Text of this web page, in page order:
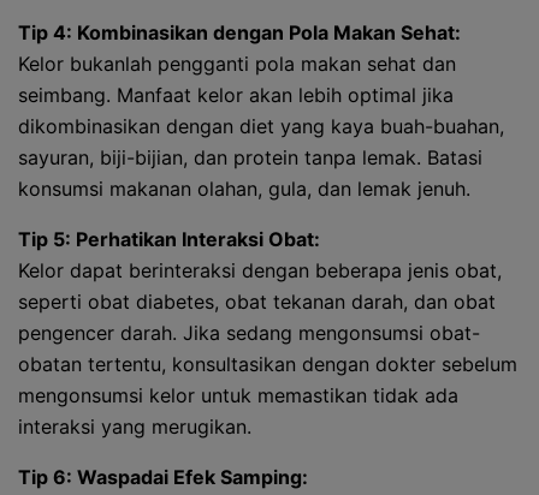
Tip 4: Kombinasikan dengan Pola Makan Sehat:
Kelor bukanlah pengganti pola makan sehat dan
seimbang. Manfaat kelor akan lebih optimal jika
dikombinasikan dengan diet yang kaya buah-buahan,
sayuran, biji-bijian, dan protein tanpa lemak. Batasi
konsumsi makanan olahan, gula, dan lemak jenuh.
Tip 5: Perhatikan Interaksi Obat:
Kelor dapat berinteraksi dengan beberapa jenis obat,
seperti obat diabetes, obat tekanan darah, dan obat
pengencer darah. Jika sedang mengonsumsi obat-
obatan tertentu, konsultasikan dengan dokter sebelum
mengonsumsi kelor untuk memastikan tidak ada
interaksi yang merugikan.
Tip 6: Waspadai Efek Samping: